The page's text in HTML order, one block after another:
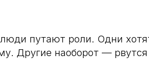
путают роли. Одни
Другие наоборот —